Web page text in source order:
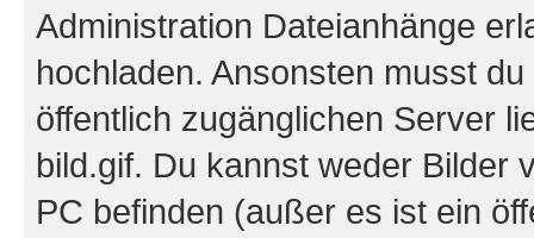
Administration Dateianhänge
hochladen. Ansonsten musst
öffentlich zugänglichen Server
bild.gif. Du kannst weder Bilder
PC befinden (außer es ist ein